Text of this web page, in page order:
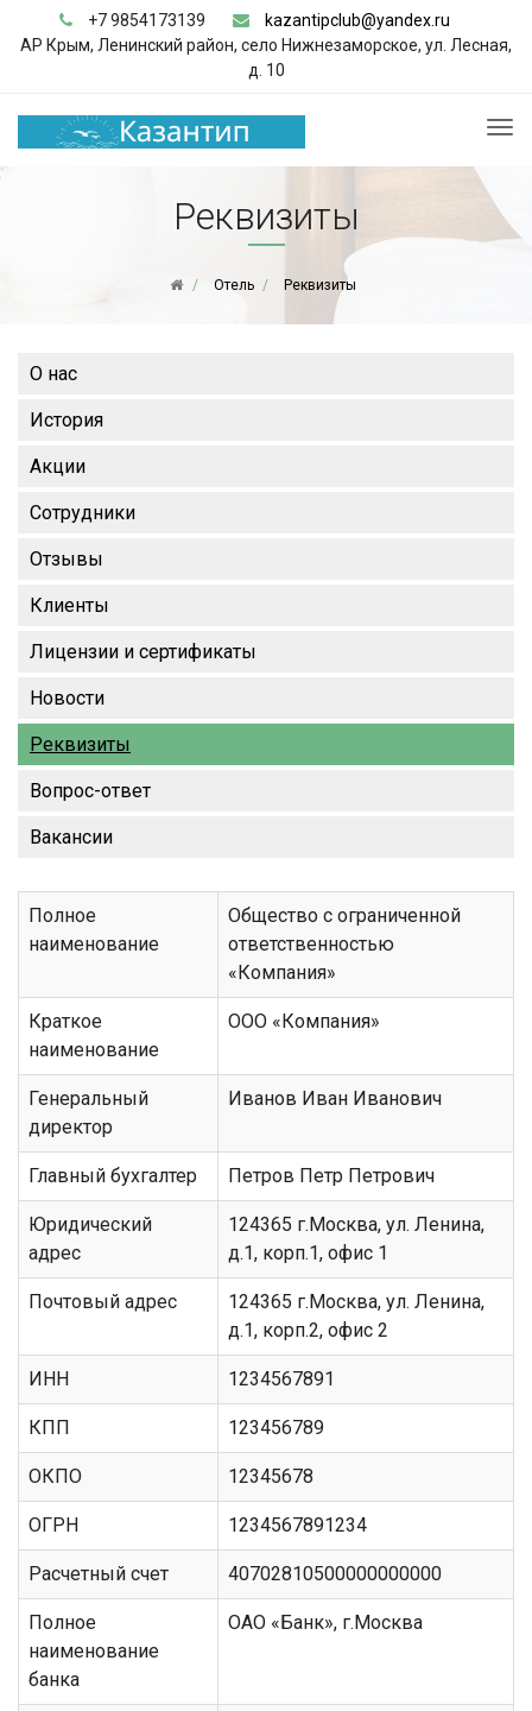
+7 9854173139
kazantipclub@yandex.ru
АР Крым, Ленинский район, село Нижнезаморское, ул. Лесная,
д. 10
Реквизиты
Отель Реквизиты
О нас
История
Акции
Сотрудники
Отзывы
Клиенты
Лицензии и сертификаты
Новости
Реквизиты
Вопрос-ответ
Вакансии
Полное
наименование
Общество с ограниченной
ответственностью
«Компания»
Краткое
наименование
ООО «Компания»
Генеральный
директор
Иванов Иван Иванович
Главный бухгалтер Петров Петр Петрович
Юридический
адрес
124365 г.Москва, ул. Ленина,
д.1, корп.1, офис 1
Почтовый адрес
124365 г.Москва, ул. Ленина,
д.1, корп.2, офис 2
ИНН 1234567891
КПП 123456789
ОКПО 12345678
ОГРН 1234567891234
Расчетный счет 40702810500000000000
Полное
наименование
банка
ОАО «Банк», г.Москва